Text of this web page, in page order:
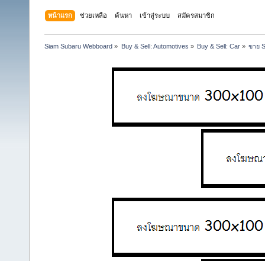
หน้าแรก ช่วยเหลือ ค้นหา เข้าสู่ระบบ สมัครสมาชิก
Siam Subaru Webboard » Buy & Sell: Automotives » Buy & Sell: Car» ขาย